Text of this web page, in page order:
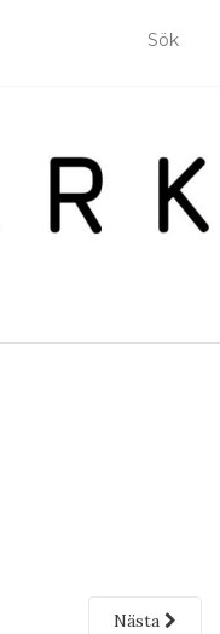
Nästa